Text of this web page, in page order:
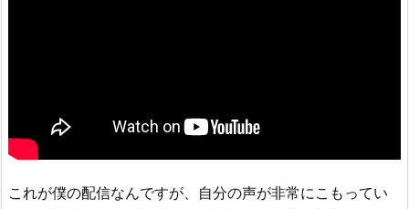
これが僕の配信なんですが、自分の声が非常にこもってい